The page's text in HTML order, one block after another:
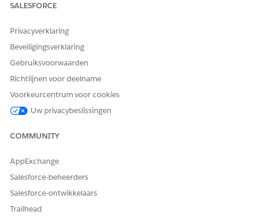
De planningsconsole biedt een naadloze, toegankelijke
productiviteit en hoge prestaties. Met ingang van Summer
'26 vervangt het de oorspronkelijke Classic Dispatch
Console in Agentforce Field Service en Operations
(voorheen Field Service).
Werken in de Field Service Classic Dispatch Console
De Field Service Classic Dispatch Console, ook wel
Dispatcher Console genoemd, is de oorspronkelijke
dynamische kaart en een uiterst aanpasbaar Gantt-
en nog meer toont. Vanaf Summer '26 kunnen dispatchers
de Planningsconsole gebruiken, die de Classic Dispatch
Console vervangt.
Field Service-afspraken automatisch verzenden
SALESFORCE
Privacyverklaring
Beveiligingsverklaring
Gebruiksvoorwaarden
Richtlijnen voor deelname
Voorkeurcentrum voor cookies
Uw privacybeslissingen
COMMUNITY
AppExchange
Salesforce-beheerders
Salesforce-ontwikkelaars
Trailhead